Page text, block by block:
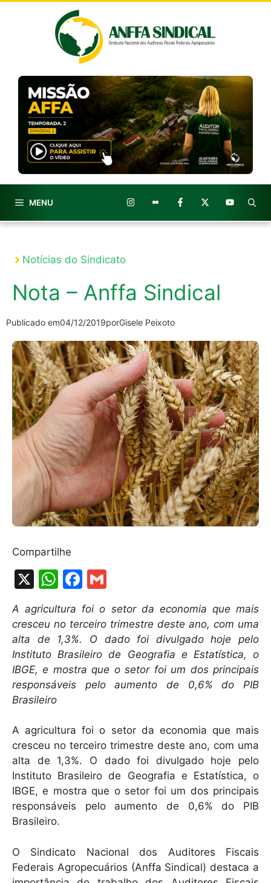
MENU
Notícias do Sindicato
Nota – Anffa Sindical
Publicado em04/12/2019porGisele Peixoto
Compartilhe
X
W
at
s
A
p
p
F
a
c
e
b
o
o
ai
l
A agricultura foi o setor da economia que mais
cresceu no terceiro trimestre deste ano, com uma
alta de 1,3%. O dado foi divulgado hoje pelo
Instituto Brasileiro de Geografia e Estatística, o
IBGE, e mostra que o setor foi um dos principais
responsáveis pelo aumento de 0,6% do PIB
Brasileiro
A agricultura foi o setor da economia que mais
cresceu no terceiro trimestre deste ano, com uma
alta de 1,3%. O dado foi divulgado hoje pelo
Instituto Brasileiro de Geografia e Estatística, o
IBGE, e mostra que o setor foi um dos principais
responsáveis pelo aumento de 0,6% do PIB
Brasileiro.
O Sindicato Nacional dos Auditores Fiscais
Federais Agropecuários (Anffa Sindical) destaca a